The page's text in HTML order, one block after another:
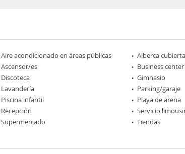
Aire acondicionado en áreas públicas
Alberca
Ascensor/es
Business center
Discoteca
Gimnasio
Lavandería
Parking/garaje
Piscina infantil
Playa de arena
Recepción
Servicio
Supermercado
Tiendas